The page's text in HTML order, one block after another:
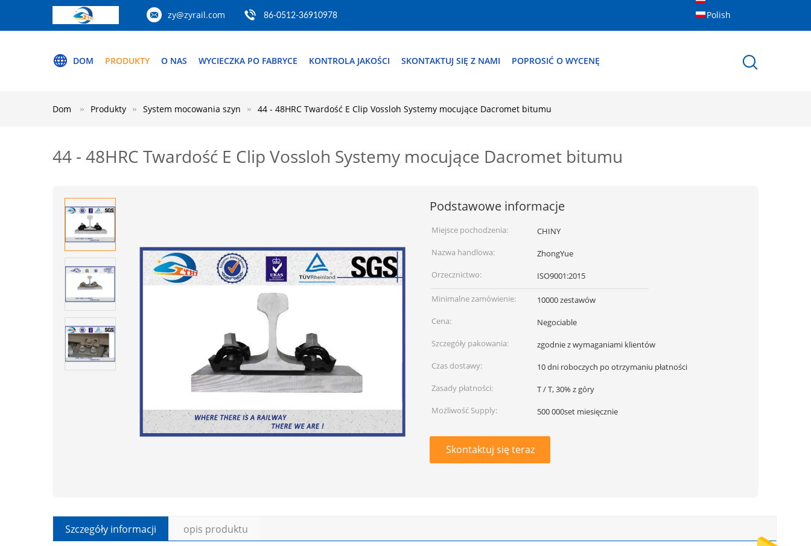
zy@zyrail.com 86-0512-36910978 Polish
DOM PRODUKTY O NAS WYCIECZKA PO FABRYCE KONTROLA JAKOŚCI SKONTAKTUJ SIĘ Z NAMI POPROSIĆ O WYCENĘ
Dom Produkty System mocowania szyn 44 - 48HRC Twardość E Clip Vossloh Systemy mocujące Dacromet bitumu
44 - 48HRC Twardość E Clip Vossloh Systemy mocujące Dacromet bitumu
Podstawowe informacje
Miejsce pochodzenia:
CHINY
Nazwa handlowa:
ZhongYue
Orzecznictwo:
ISO9001:2015
Minimalne zamówienie:
10000 zestawów
Cena:
Negociable
Szczegóły pakowania:
zgodnie z wymaganiami klientów
Czas dostawy:
10 dni roboczych po otrzymaniu płatności
Zasady płatności:
T / T, 30% z góry
Możliwość Supply:
500 000set miesięcznie
Skontaktuj się teraz
Szczegóły informacji opis produktu